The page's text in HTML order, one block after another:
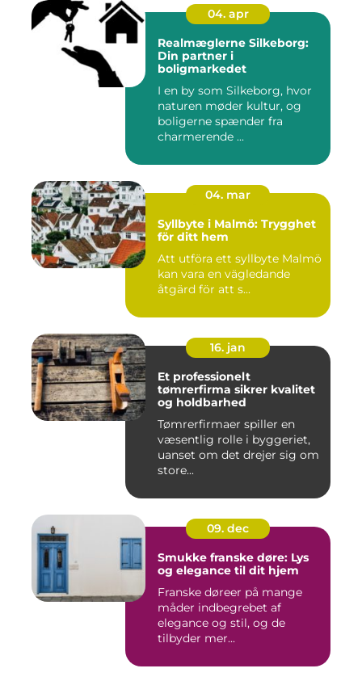
04. apr
Realmæglerne Silkeborg:
Din partner i
boligmarkedet
I en by som Silkeborg, hvor
naturen møder kultur, og
boligerne spænder fra
charmerende ...
04. mar
Syllbyte i Malmö: Trygghet
för ditt hem
Att utföra ett syllbyte Malmö
kan vara en vägledande
åtgärd för att s...
16. jan
Et professionelt
tømrerfirma sikrer kvalitet
og holdbarhed
Tømrerfirmaer spiller en
væsentlig rolle i byggeriet,
uanset om det drejer sig om
store...
09. dec
Smukke franske døre: Lys
og elegance til dit hjem
Franske døreer på mange
måder indbegrebet af
elegance og stil, og de
tilbyder mer...